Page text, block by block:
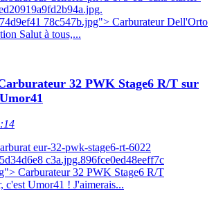
78c547b.jpg"> Carburateur Dell'Orto
Salut à tous,...
32 PWK Stage6 R/T sur
eur-32-pwk-stage6-rt-6022
c3a.jpg.896fce0ed48eeff7c
Carburateur 32 PWK Stage6 R/T
Umor41 ! J'aimerais...